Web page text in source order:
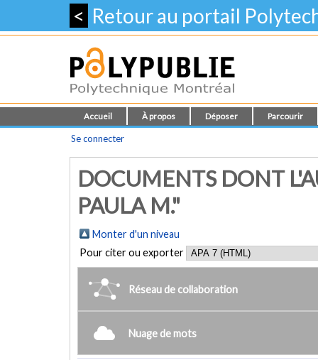
< Retour au portail
Accueil À propos Déposer Parcourir
Se connecter
DOCUMENTS DONT
PAULA M."
Monter d'un niveau
Pour citer ou exporter
Réseau de collaboration
Nuage de mots